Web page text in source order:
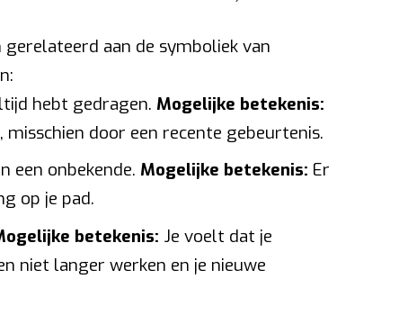
aan de symboliek van
hebt gedragen. Mogelijke betekenis:
door een recente gebeurtenis.
een onbekende. Mogelijke betekenis: Er
op je pad.
betekenis: Je voelt dat je
niet langer werken en je nieuwe